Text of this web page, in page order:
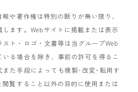
や著作権は特別の断りが無い限り、
ます。Webサイトに掲載または表示
ト・ロゴ・文書等は当グループWeb
る場合を除き、事前の許可を得るこ
また手段によっても複製･改変･転用す
閲覧すること以外の目的に使用または